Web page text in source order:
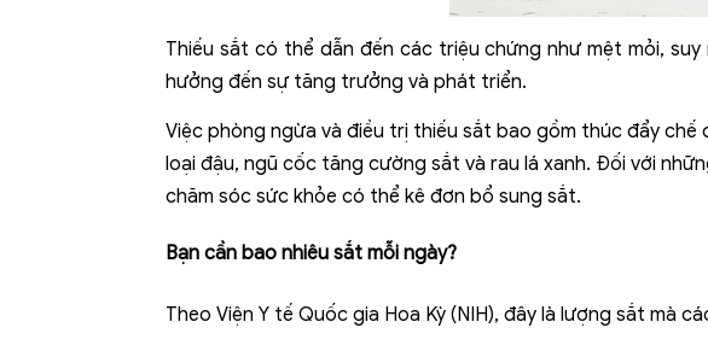
Thiếu sắt có thể dẫn đến các triệu chứng như mệt mỏi,
hưởng đến sự tăng trưởng và phát triển.
Việc phòng ngừa và điều trị thiếu sắt bao gồm thúc đẩy
loại đậu, ngũ cốc tăng cường sắt và rau lá xanh. Đối với
chăm sóc sức khỏe có thể kê đơn bổ sung sắt.
Bạn cần bao nhiêu sắt mỗi ngày?
Theo Viện Y tế Quốc gia Hoa Kỳ (NIH), đây là lượng sắt mà